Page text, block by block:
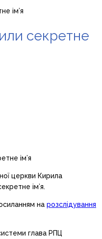
ім’я
секретне
церкви Кирила
ім’я.
на розслідування
глава РПЦ